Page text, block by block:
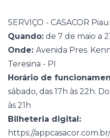
SERVIÇO - CASACOR
Quando: de 7 de maio a
Onde: Avenida Pres.
Teresina - PI
Horário de
sábado, das 17h às 22h.
às 21h
Bilheteria digital:
https://